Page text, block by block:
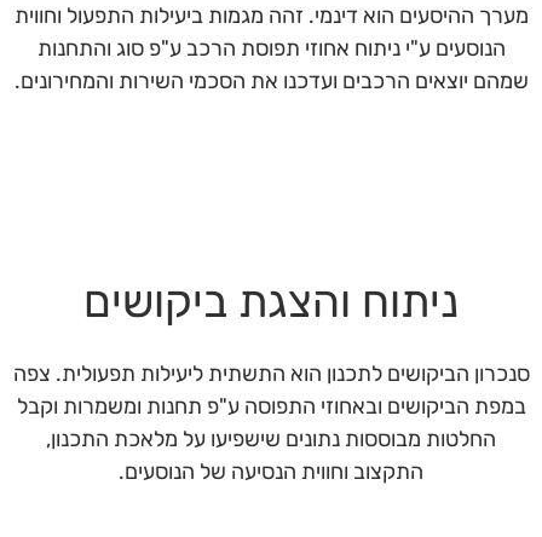
מערך ההיסעים הוא דינמי. זהה מגמות ביעילות התפעול וחווית
הנוסעים ע"י ניתוח אחוזי תפוסת הרכב ע"פ סוג והתחנות
שמהם יוצאים הרכבים ועדכנו את הסכמי השירות והמחירונים.
ניתוח והצגת ביקושים
סנכרון הביקושים לתכנון הוא התשתית ליעילות תפעולית. צפה
במפת הביקושים ובאחוזי התפוסה ע"פ תחנות ומשמרות וקבל
החלטות מבוססות נתונים שישפיעו על מלאכת התכנון,
התקצוב וחווית הנסיעה של הנוסעים.